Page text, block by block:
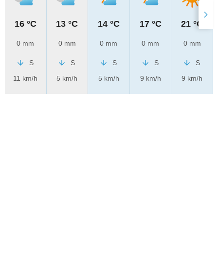
16 °C
0 mm
S
11 km/h
13 °C
0 mm
S
5 km/h
14 °C
0 mm
S
5 km/h
17 °C
0 mm
S
9 km/h
21 °C
0 mm
S
9 km/h